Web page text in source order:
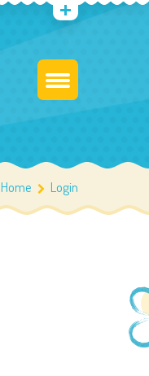
Home Login